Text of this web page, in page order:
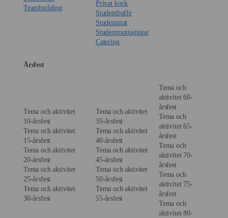
Vår kock ser till att sältan, krispigheten och
uppläggningen är på topp vid exakt rätt sekund.
Total värdskapsfrihet:
Glöm stressen med att vakta ugnen eller lägga
Har du gäster med specifika önskemål på
plats?
En kock på plats kan göra justeringar i realtid
med en expertis som en färdigpackad låda
aldrig kan match
Teambuilding
Privat kock
Studentbuffe
Studentmat
Studentmottagning
Catering
Årsfest
Tema och aktivitet
10-årsfest
Tema och aktivitet
15-årsfest
Tema och aktivitet
20-årsfest
Tema och aktivitet
25-årsfest
Tema och aktivitet
30-årsfest
Tema och aktivitet
35-årsfest
Tema och aktivitet
40-årsfest
Tema och aktivitet
45-årsfest
Tema och aktivitet
50-årsfest
Tema och aktivitet
55-årsfest
Tema och
aktivitet 60-
årsfest
Tema och
aktivitet 65-
årsfest
Tema och
aktivitet 70-
årsfest
Tema och
aktivitet 75-
årsfest
Tema och
aktivitet 80-